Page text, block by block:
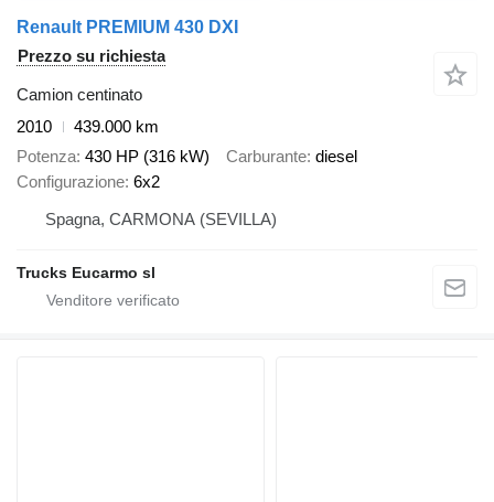
Renault PREMIUM 430 DXI
Prezzo su richiesta
Camion centinato
2010
439.000 km
Potenza 430 HP (316 kW) Carburante diesel
Configurazione 6x2
Spagna, CARMONA (SEVILLA)
Trucks Eucarmo sl